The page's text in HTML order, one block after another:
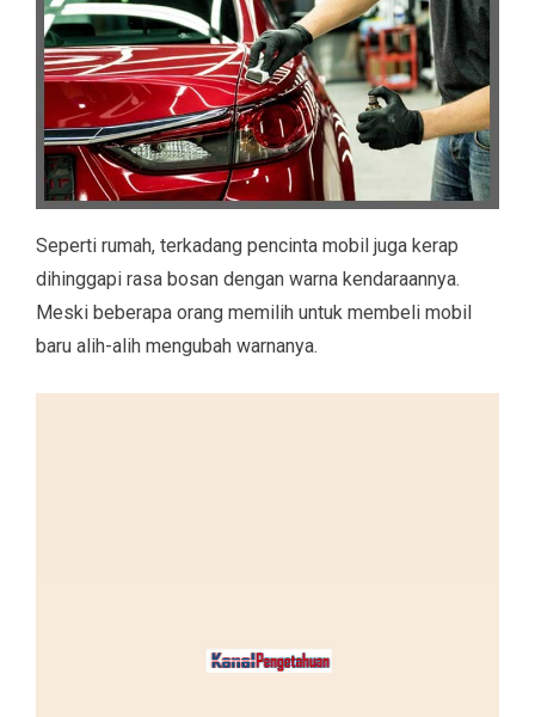
Seperti rumah, terkadang pencinta mobil juga kerap
dihinggapi rasa bosan dengan warna kendaraannya.
Meski beberapa orang memilih untuk membeli mobil
baru alih-alih mengubah warnanya.